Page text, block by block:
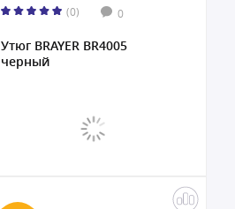
(0) 0
Утюг BRAYER BR4005
черный